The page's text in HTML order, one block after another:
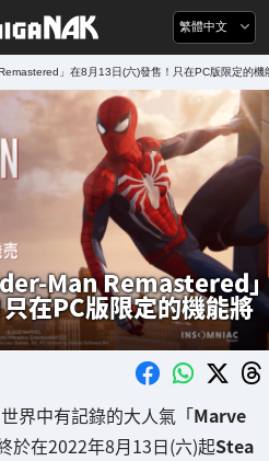
繁體中文
」在8月13日(六)發售！只在PC版限定的機
Man Remastered」
在PC版限定的機能將
界中有記錄的大人氣「Marve
於在2022年8月13日(六)起Stea